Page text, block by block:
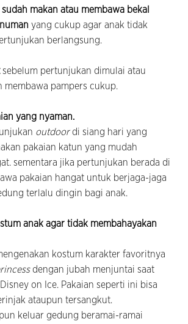
makan atau membawa bekal
yang cukup agar anak tidak
berlangsung.
sebelum pertunjukan dimulai atau
membawa pampers cukup.
yang nyaman.
outdoordi siang hari yang
pakaian katun yang mudah
sementara jika pertunjukan berada di
pakaian hangat untuk berjaga-jaga
terlalu dingin bagi anak.
anak agar tidak membahayakan
kostum karakter favoritnya
dengan jubah menjuntai saat
on Ice. Pakaian seperti ini bisa
ataupun tersangkut.
keluar gedung beramai-ramai